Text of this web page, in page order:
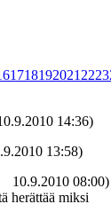
1718192021 2223
14:36)
13:58)
10.9.2010 08:00)
herättää miksi